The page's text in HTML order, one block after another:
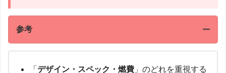
参考
「 デザイン・スペック・燃費 」のどれを重視する